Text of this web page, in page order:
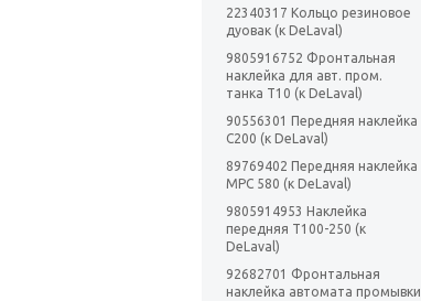
22340317 Кольцо резиновое
дуовак (к DeLaval)
9805916752 Фронтальная
наклейка для авт. пром.
танка Т10 (к DeLaval)
90556301 Передняя наклейка
С200 (к DeLaval)
89769402 Передняя наклейка
МРС 580 (к DeLaval)
9805914953 Наклейка
передняя Т100-250 (к
DeLaval)
92682701 Фронтальная
наклейка автомата промывки